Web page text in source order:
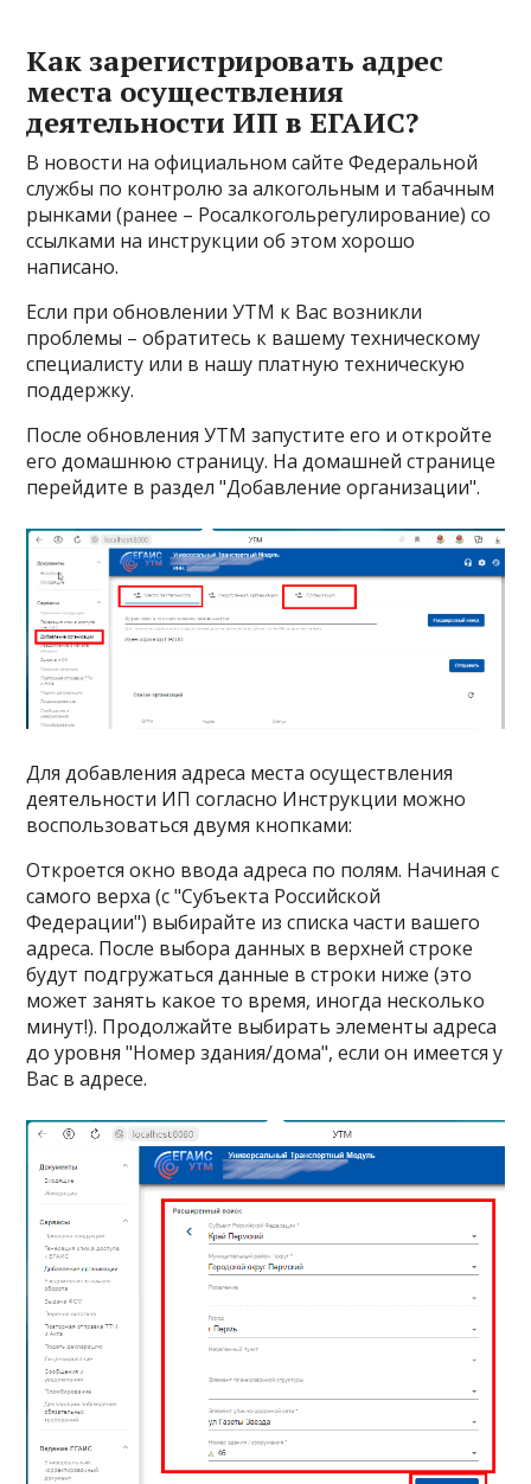
Как зарегистрировать адрес
места осуществления
деятельности ИП в ЕГАИС?
В новости на официальном сайте Федеральной
службы по контролю за алкогольным и табачным
рынками (ранее – Росалкогольрегулирование) со
ссылками на инструкции об этом хорошо
написано.
Если при обновлении УТМ к Вас возникли
проблемы – обратитесь к вашему техническому
специалисту или в нашу платную техническую
поддержку.
После обновления УТМ запустите его и откройте
его домашнюю страницу. На домашней странице
перейдите в раздел "Добавление организации".
Для добавления адреса места осуществления
деятельности ИП согласно Инструкции можно
воспользоваться двумя кнопками:
Откроется окно ввода адреса по полям. Начиная с
самого верха (с "Субъекта Российской
Федерации") выбирайте из списка части вашего
адреса. После выбора данных в верхней строке
будут подгружаться данные в строки ниже (это
может занять какое то время, иногда несколько
минут!). Продолжайте выбирать элементы адреса
до уровня "Номер здания/дома", если он имеется у
Вас в адресе.